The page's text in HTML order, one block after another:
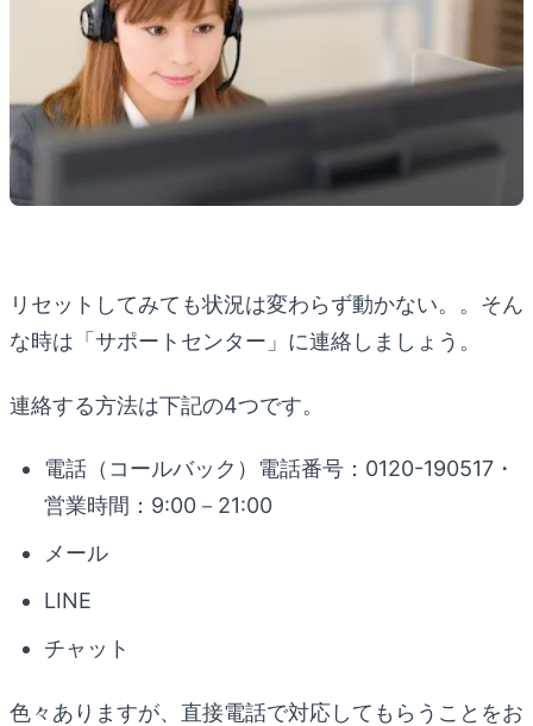
リセットしてみても状況は変わらず動かない。。そん
な時は「サポートセンター」に連絡しましょう。
連絡する方法は下記の4つです。
電話（コールバック）電話番号：0120-190517・
営業時間：9:00－21:00
メール
LINE
チャット
色々ありますが、直接電話で対応してもらうことをお